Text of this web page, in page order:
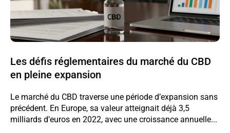
Les défis réglementaires du marché du CBD
en pleine expansion
Le marché du CBD traverse une période d’expansion sans
précédent. En Europe, sa valeur atteignait déjà 3,5
milliards d’euros en 2022, avec une croissance annuelle...